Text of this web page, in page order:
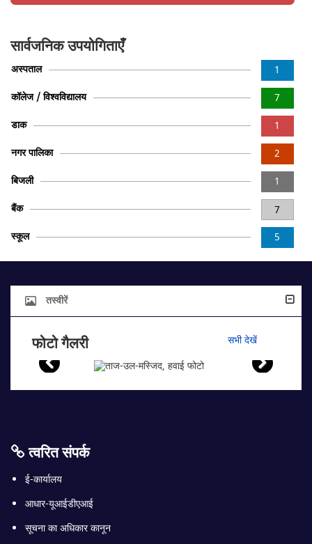
सार्वजनिक उपयोगिताएँ
1
अस्पताल
7
कॉलेज / विश्वविद्यालय
1
डाक
2
नगर पालिका
1
बिजली
7
बैंक
5
स्कूल
तस्वीरें
फोटो गैलरी सभी देखें
त्वरित संपर्क
ई-कार्यालय
आधार-यूआईडीएआई
सूचना का अधिकार कानून